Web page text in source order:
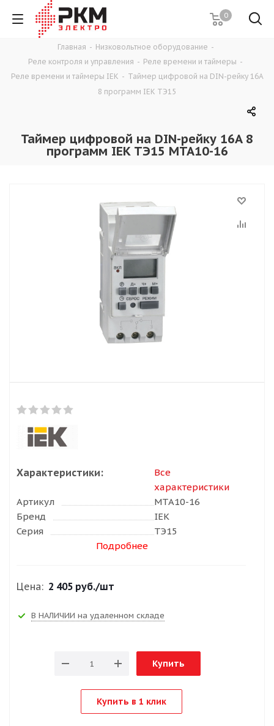
0
Главная - Низковольтное оборудование -
Реле контроля и управления - Реле времени и таймеры -
Реле времени и таймеры IEK - Таймер цифровой на DIN-рейку 16A
8 программ IEK ТЭ15
Таймер цифровой на DIN-рейку 16A 8
программ IEK ТЭ15 MTA10-16
Характеристики:
Все
характеристики
Артикул
MTA10-16
Бренд
IEK
Серия
ТЭ15
Подробнее
Цена: 2 405 руб./шт
В НАЛИЧИИ на удаленном складе
Купить
Купить в 1 клик